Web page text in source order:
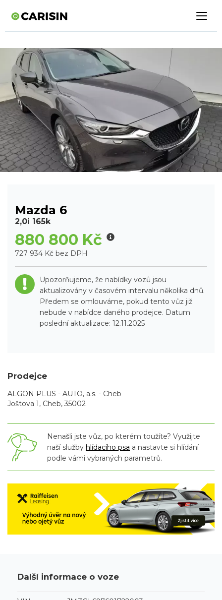
Mazda 6
2,0i 165k
880 800 Kč
727 934 Kč bez DPH
Upozorňujeme, že nabídky vozů jsou
aktualizovány v časovém intervalu několika dnů.
Předem se omlouváme, pokud tento vůz již
nebude v nabídce daného prodejce. Datum
poslední aktualizace: 12.11.2025
Prodejce
ALGON PLUS - AUTO, a.s. - Cheb
Joštova 1, Cheb, 35002
Nenašli jste vůz, po kterém toužíte? Využijte
naší služby hlídacího psa a nastavte si hlídání
podle vámi vybraných parametrů.
Další informace o voze